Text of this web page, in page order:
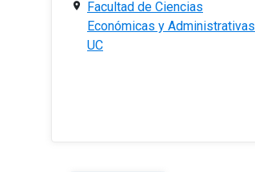
Facultad de Ciencias
Económicas y Administrativas
UC